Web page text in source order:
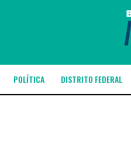
POLÍTICA DISTRITO FEDERAL